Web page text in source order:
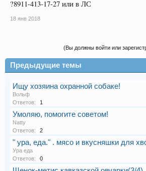
?8911-413-17-27 или в ЛС
18 янв 2018
(Вы должны войти или
Предыдущие темы
Ищу хозяина охранной собаке!
Вольф
Ответов:
1
Умоляю, помогите советом!
Natty
Ответов:
2
" ура, еда." . мясо и вкусняшки для
Ура еда
Ответов:
0